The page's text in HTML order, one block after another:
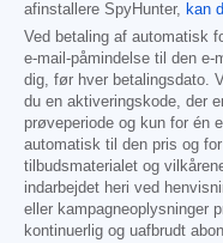
afinstallere SpyHunter, kan
Ved betaling af automatisk
e-mail-påmindelse til den e-
dig, før hver betalingsdato.
du en aktiveringskode, der
prøveperiode og kun for én
automatisk til den pris og
tilbudsmaterialet og
indarbejdet heri ved
eller kampagneoplysninger
kontinuerlig og uafbrudt